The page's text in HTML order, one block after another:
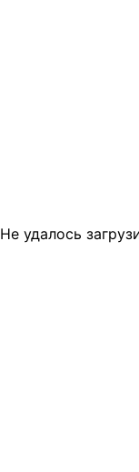
Не удалось